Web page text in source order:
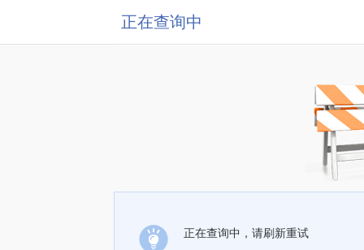
正在查询中
正在查询中，请刷新重试